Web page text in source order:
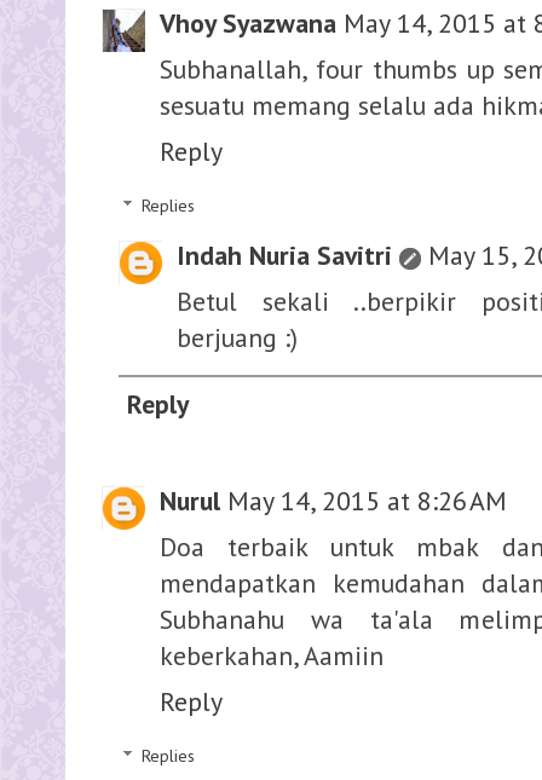
Vhoy Syazwana May 14, 2015 at
Subhanallah, four thumbs up
sesuatu memang selalu ada
Reply
Replies
Indah Nuria Savitri
May 15,
Betul sekali ..berpikir
berjuang :)
Reply
Nurul May 14, 2015 at 8:26 AM
Doa terbaik untuk mbak
mendapatkan kemudahan
Subhanahu wa ta'ala
keberkahan, Aamiin
Reply
Replies